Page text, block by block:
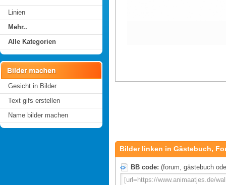
Linien
Mehr..
Alle Kategorien
Gesicht in Bilder
Text gifs erstellen
Name bilder machen
Bilder linken in Gästebuch,
BB code: (forum, gästebuch